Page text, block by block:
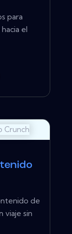
para
el
de
viaje sin